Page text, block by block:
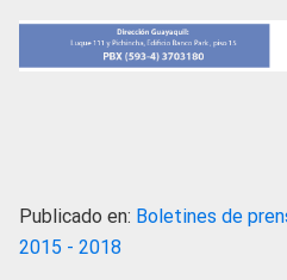
Publicado en: Boletines de
2015 - 2018